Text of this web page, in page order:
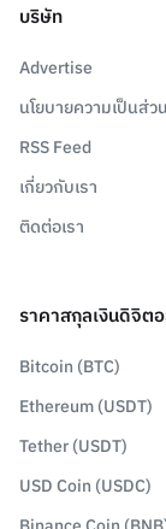
บริษัท
Advertise
นโยบายความเป็นส่ว
RSS Feed
เกี่ยวกับเรา
ติดต่อเรา
ราคาสกุลเงินดิจิต
Bitcoin (BTC)
Ethereum (USDT)
Tether (USDT)
USD Coin (USDC)